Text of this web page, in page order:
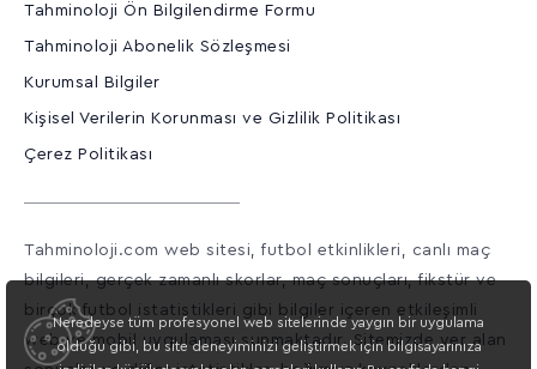
Tahminoloji Ön Bilgilendirme Formu
Tahminoloji Abonelik Sözleşmesi
Kurumsal Bilgiler
Kişisel Verilerin Korunması ve Gizlilik Politikası
Çerez Politikası
Tahminoloji.com web sitesi, futbol etkinlikleri, canlı maç
bilgileri, gerçek zamanlı skorlar, maç sonuçları, fikstür ve
birçok futbol istatistikleri gibi bilgiler içeren etkileşimli
web ve mobil uygulaması sunmaktadır. Sitemizde yer alan
Neredeyse tüm profesyonel web sitelerinde yaygın bir uygulama
olduğu gibi, bu site deneyiminizi geliştirmek için bilgisayarınıza